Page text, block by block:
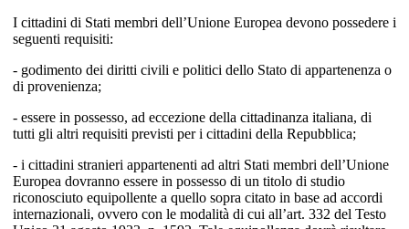
I cittadini di Stati membri dell’Unione Europea devono possedere i
seguenti requisiti:
- godimento dei diritti civili e politici dello Stato di appartenenza o
di provenienza;
- essere in possesso, ad eccezione della cittadinanza italiana, di
tutti gli altri requisiti previsti per i cittadini della Repubblica;
- i cittadini stranieri appartenenti ad altri Stati membri dell’Unione
Europea dovranno essere in possesso di un titolo di studio
riconosciuto equipollente a quello sopra citato in base ad accordi
internazionali, ovvero con le modalità di cui all’art. 332 del Testo